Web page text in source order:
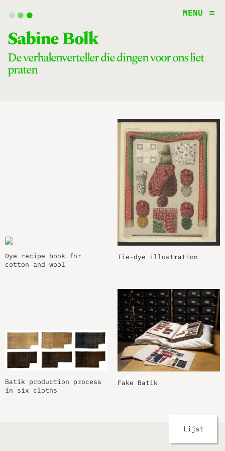
Sabine Bolk
De verhalenverteller die dingen voor ons liet
praten
Dye recipe book for
cotton and wool
Tie-dye illustration
Batik production process
in six cloths
Fake Batik
Lijst
MENU